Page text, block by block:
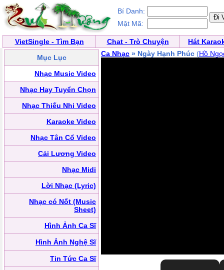
Bí Danh:
Mật Mã:
VietSingle - Tìm Bạn Chat - Trò Chuyện
Hát
Mục Lục
Nhạc Music Video
Nhạc Hay Tuyển Chọn
Nhạc Thiếu Nhi Video
Karaoke Video
Nhạc Tân Cổ Video
Cải Lương Video
Nhạc Midi
Lời Nhạc (Lyric)
Nhạc có Nốt (Music
Sheet)
Hình Ảnh Ca Sĩ
Hình Ảnh Nghệ Sĩ
Tin Tức Ca Sĩ
Ca Nhạc » Ngày Hạnh Phúc (Hồ